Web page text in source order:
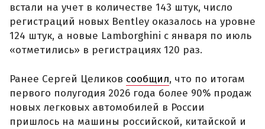
встали на учет в количестве 143 штук, число
регистраций новых Bentley оказалось на уровне
124 штук, а новые Lamborghini с января по июль
«отметились» в регистрациях 120 раз.
Ранее Сергей Целиков сообщил, что по итогам
первого полугодия 2026 года более 90% продаж
новых легковых автомобилей в России
пришлось на машины российской, китайской и